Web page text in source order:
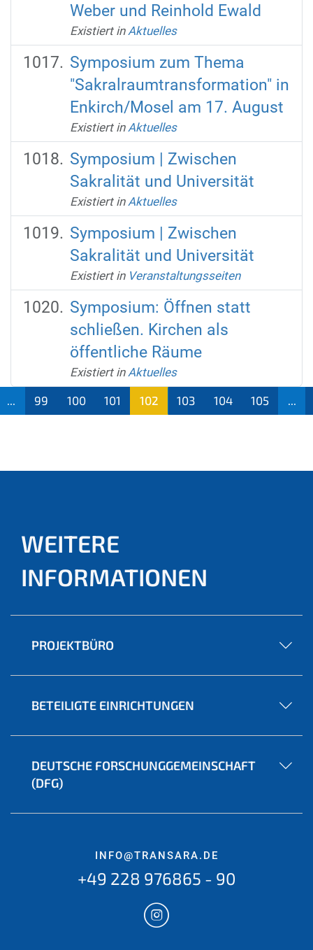
Weber und Reinhold Ewald
Existiert in Aktuelles
Symposium zum Thema
"Sakralraumtransformation" in
Enkirch/Mosel am 17. August
Existiert in Aktuelles
Symposium | Zwischen
Sakralität und Universität
Existiert in Aktuelles
Symposium | Zwischen
Sakralität und Universität
Existiert in Veranstaltungsseiten
Symposium: Öffnen statt
schließen. Kirchen als
öffentliche Räume
Existiert in Aktuelles
... 99 100 101
102
103 104 105 ...
WEITERE
INFORMATIONEN
PROJEKTBÜRO
BETEILIGTE EINRICHTUNGEN
DEUTSCHE FORSCHUNGGEMEINSCHAFT
(DFG)
INFO@TRANSARA.DE
+49 228 976865 - 90